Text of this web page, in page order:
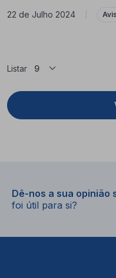
22 de Julho 2024
Listar
Dê-nos a sua opinião
foi útil para si?